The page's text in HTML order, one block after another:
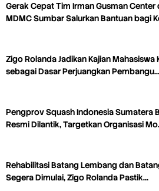
Gerak Cepat Tim Irman Gusman Center
MDMC Sumbar Salurkan Bantuan bagi
Zigo Rolanda Jadikan Kajian Mahasiswa
sebagai Dasar Perjuangkan Pembangu…
Pengprov Squash Indonesia Sumatera
Resmi Dilantik, Targetkan Organisasi
Rehabilitasi Batang Lembang dan
Segera Dimulai, Zigo Rolanda Pastik…